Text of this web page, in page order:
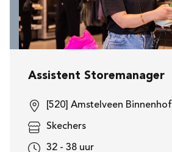
Assistent Storemanager
[520] Amstelveen Binnenhof
Skechers
32 - 38 uur